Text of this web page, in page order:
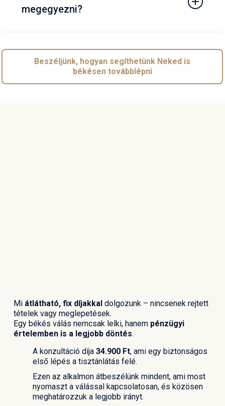
megegyezni?
következő lépést, és ha kell,képviselünk a bontóperben
is – higgadtan, de határozottan.
Beszéljünk, hogyan segíthetünk Neked is
békésen továbblépni
Mi átlátható, fix díjakkaldolgozunk – nincsenek rejtett
tételek vagy meglepetések.
Egy békés válás nemcsak lelki, hanem pénzügyi
értelemben is a legjobb döntés.
A konzultáció díja 34.900 Ft, ami egy biztonságos
első lépés a tisztánlátás felé.
Ezen az alkalmon átbeszélünk mindent, ami most
nyomaszt a válással kapcsolatosan, és közösen
meghatározzuk a legjobb irányt.